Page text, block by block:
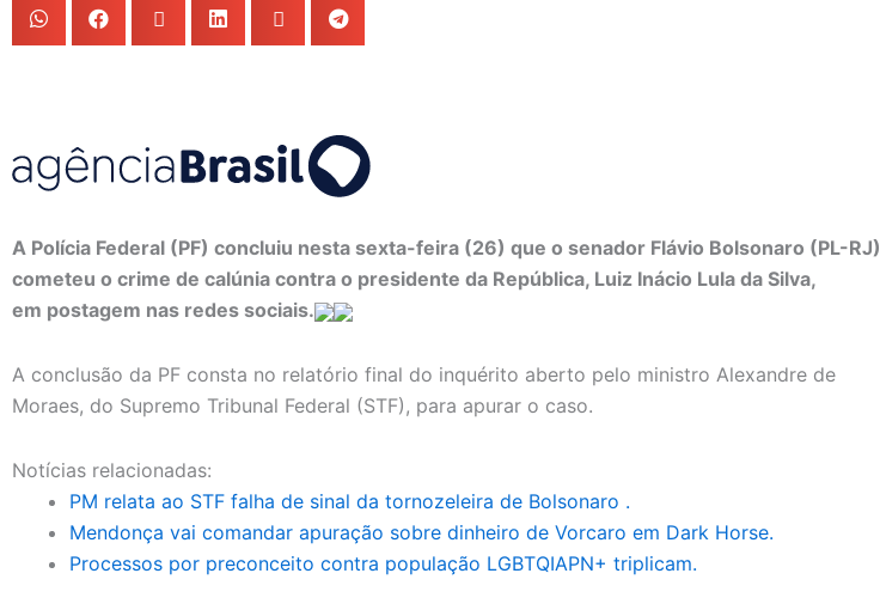
A Polícia Federal (PF) concluiu nesta sexta-feira (26) que o senador Flávio Bolsonaro (PL-RJ)
cometeu o crime de calúnia contra o presidente da República, Luiz Inácio Lula da Silva,
em postagem nas redes sociais.
A conclusão da PF consta no relatório final do inquérito aberto pelo ministro Alexandre de
Moraes, do Supremo Tribunal Federal (STF), para apurar o caso.
Notícias relacionadas:
PM relata ao STF falha de sinal da tornozeleira de Bolsonaro .
Mendonça vai comandar apuração sobre dinheiro de Vorcaro em Dark Horse.
Processos por preconceito contra população LGBTQIAPN+ triplicam.